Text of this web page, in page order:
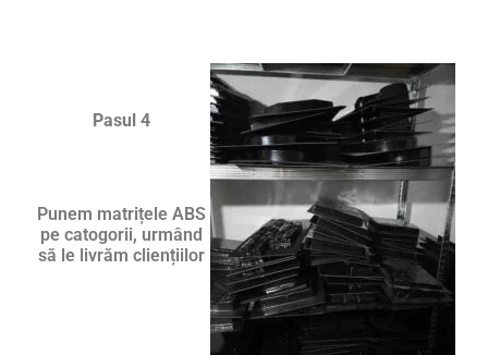
Pasul 4
Punem matrițele ABS
pe catogorii, urmând
să le livrăm cliențiilor